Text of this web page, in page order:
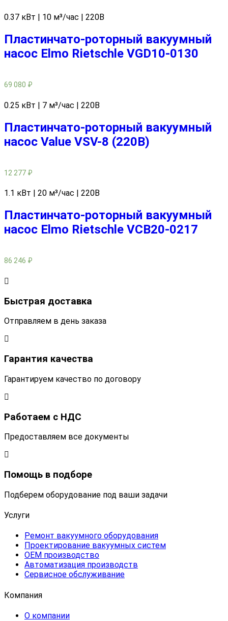
0.37 кВт | 10 м³/час | 220В
Пластинчато-роторный вакуумный
насос Elmo Rietschle VGD10-0130
69 080 ₽
0.25 кВт | 7 м³/час | 220В
Пластинчато-роторный вакуумный
насос Value VSV-8 (220В)
12 277 ₽
1.1 кВт | 20 м³/час | 220В
Пластинчато-роторный вакуумный
насос Elmo Rietschle VCB20-0217
86 246 ₽
Быстрая доставка
Отправляем в день заказа
Гарантия качества
Гарантируем качество по договору
Работаем с НДС
Предоставляем все документы
Помощь в подборе
Подберем оборудование под ваши задачи
Услуги
Ремонт вакуумного оборудования
Проектирование вакуумных систем
OEM производство
Автоматизация производств
Сервисное обслуживание
Компания
О компании